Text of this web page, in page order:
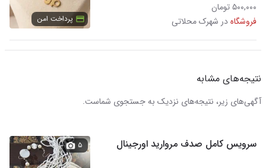
۵۰۰,۰۰۰ تومان
فروشگاهدر شهرک محلاتی پرداخت امن
نتیجه‌های مشابه
آگهی‌های زیر، نتیجه‌های نزدیک به جستجوی شماست.
سرویس کامل صدف مروارید اورجینال ۵